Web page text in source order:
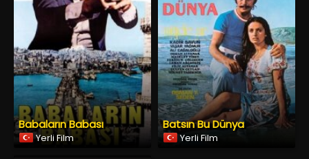
Babaların Babası
Yerli Film
Batsın Bu Dünya
Yerli Film